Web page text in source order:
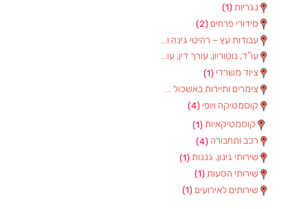
נגריות (1)
סידורי פרחים (2)
עבודות עץ – רהיטי גינה וגן
עו"ד, נוטוריון, עורך דין, עורכי דין
ציוד משרדי (1)
צימרים ותיירות באשכול (7)
קוסמטיקה ויופי (4)
קוסמטיקאיות (1)
רכב ותחבורה (4)
שירותי גינון, גננות (1)
שירותי הסעות (1)
שירותים לאירועים (1)